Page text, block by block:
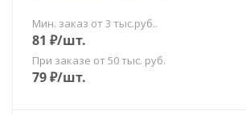
Мин. заказ от 3 тыс.руб..
81 ₽/шт.
При заказе от 50 тыс. руб.
79₽/шт.